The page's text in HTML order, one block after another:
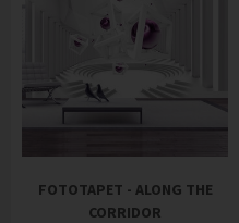
FOTOTAPET - ALONG THE
CORRIDOR